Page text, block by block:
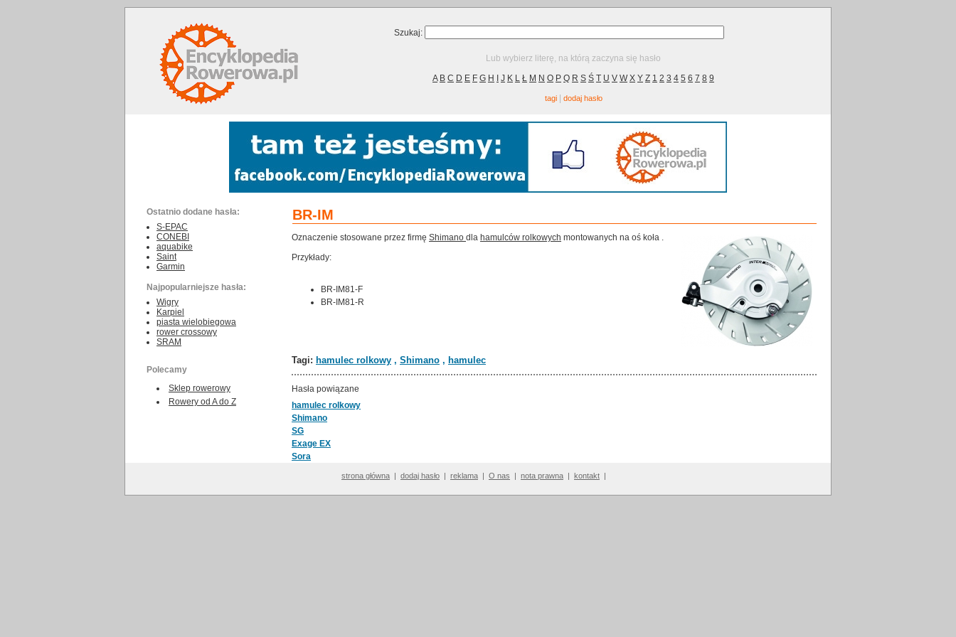
Szukaj:
Lub wybierz literę, na którą zaczyna się hasło
A B C D E F G H J K L Ł M N O P Q R S Ś T U V W X Y Z 1 2 3 4 5 6 7 8 9
tagi| dodaj hasło
Ostatnio dodane hasła:
S-EPAC
CONEBI
aquabike
Saint
Garmin
Najpopularniejsze hasła:
Wigry
Karpiel
piasta wielobiegowa
rower crossowy
SRAM
Polecamy
Sklep rowerowy
Rowery od A do Z
BR-IM
Oznaczenie stosowane przez firmę Shimano dla hamulców rolkowych montowanych na oś koła .
Przykłady:
BR-IM81-F
BR-IM81-R
Tagi: hamulec rolkowy , Shimano , hamulec
Hasła powiązane
hamulec rolkowy
Shimano
SG
Exage EX
Sora
strona główna | dodaj hasło | reklama | O nas | nota prawna | kontakt |